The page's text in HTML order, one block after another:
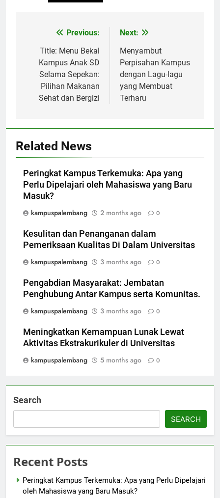
navigation
Previous:
Title: Menu Bekal
Kampus Anak SD
Selama Sepekan:
Pilihan Makanan
Sehat dan Bergizi
Next:
Menyambut
Perpisahan Kampus
dengan Lagu-lagu
yang Membuat
Terharu
Related News
Peringkat Kampus Terkemuka: Apa yang
Perlu Dipelajari oleh Mahasiswa yang Baru
Masuk?
kampuspalembang
2 months ago 0
Kesulitan dan Penanganan dalam
Pemeriksaan Kualitas Di Dalam Universitas
kampuspalembang
3 months ago 0
Pengabdian Masyarakat: Jembatan
Penghubung Antar Kampus serta Komunitas.
kampuspalembang
3 months ago 0
Meningkatkan Kemampuan Lunak Lewat
Aktivitas Ekstrakurikuler di Universitas
kampuspalembang
5 months ago 0
Search
SEARCH
Recent Posts
Peringkat Kampus Terkemuka: Apa yang Perlu Dipelajari
oleh Mahasiswa yang Baru Masuk?